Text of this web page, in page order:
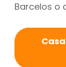
Barcelos o